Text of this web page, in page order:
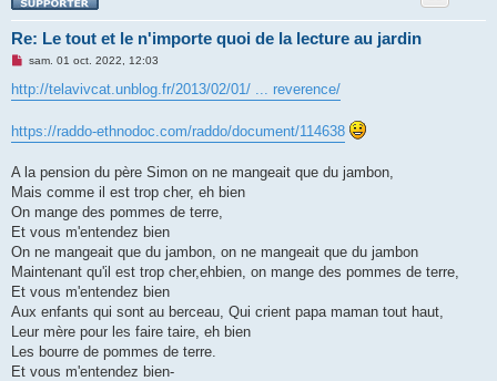
Re: Le tout et le n'importe quoi de la lecture au jardin
M
s
s
g
e
o
n
l
sam. 01 oct. 2022, 12:03
http://telavivcat.unblog.fr/2013/02/01/ ... reverence/
https://raddo-ethnodoc.com/raddo/document/114638
A la pension du père Simon on ne mangeait que du jambon,
Mais comme il est trop cher, eh bien
On mange des pommes de terre,
Et vous m'entendez bien
On ne mangeait que du jambon, on ne mangeait que du jambon
Maintenant qu'il est trop cher,ehbien, on mange des pommes de terre,
Et vous m'entendez bien
Aux enfants qui sont au berceau, Qui crient papa maman tout haut,
Leur mère pour les faire taire, eh bien
Les bourre de pommes de terre.
Et vous m'entendez bien-